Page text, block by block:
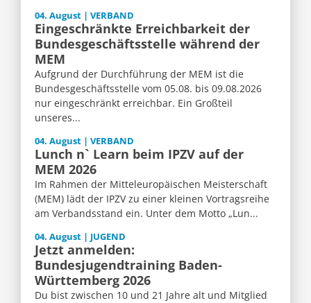
04. August | VERBAND
Eingeschränkte Erreichbarkeit der
Bundesgeschäftsstelle während der
MEM
Aufgrund der Durchführung der MEM ist die
Bundesgeschäftsstelle vom 05.08. bis 09.08.2026
nur eingeschränkt erreichbar. Ein Großteil
unseres...
04. August | VERBAND
Lunch n` Learn beim IPZV auf der
MEM 2026
Im Rahmen der Mitteleuropäischen Meisterschaft
(MEM) lädt der IPZV zu einer kleinen Vortragsreihe
am Verbandsstand ein. Unter dem Motto „Lun...
04. August | JUGEND
Jetzt anmelden:
Bundesjugendtraining Baden-
Württemberg 2026
Du bist zwischen 10 und 21 Jahre alt und Mitglied